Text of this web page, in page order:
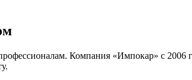
Компания «Импокар» с 2006